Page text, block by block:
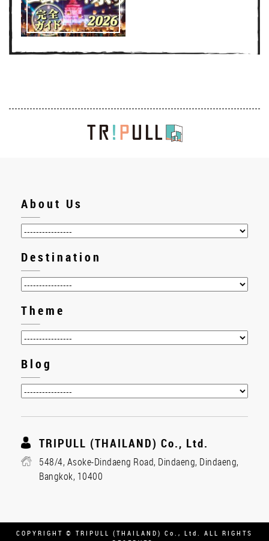
About Us
Destination
Theme
Blog
TRIPULL (THAILAND) Co., Ltd.
548/4, Asoke-Dindaeng Road, Dindaeng, Dindaeng,
Bangkok, 10400
COPYRIGHT © TRIPULL (THAILAND) Co., Ltd. ALL RIGHTS